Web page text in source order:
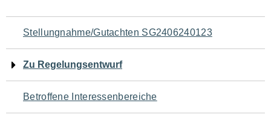
Navigation
für
den
Seiteninhalt
Stellungnahme/Gutachten SG2406240123
Zu Regelungsentwurf
Betroffene Interessenbereiche